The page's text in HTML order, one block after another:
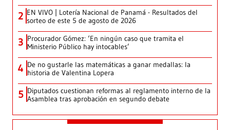
2 EN VIVO | Lotería Nacional de Panamá - Resultados del
sorteo de este 5 de agosto de 2026
3 Procurador Gómez: ‘En ningún caso que tramita el
Ministerio Público hay intocables’
4 De no gustarle las matemáticas a ganar medallas: la
historia de Valentina Lopera
5 Diputados cuestionan reformas al reglamento interno de la
Asamblea tras aprobación en segundo debate